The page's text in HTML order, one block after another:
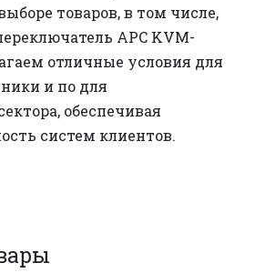
товаров, в том числе,
APC KVM-
отличные условия для
и по для
обеспечивая
систем клиентов.